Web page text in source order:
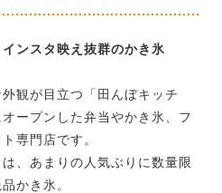
ンスタ映え抜群のかき氷
観が目立つ「田んぼキッチ
ープンした弁当やかき氷、フ
専門店です。
、あまりの人気ぶりに数量限
かき氷。